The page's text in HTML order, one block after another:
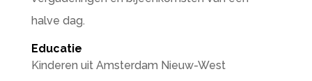
halve dag.
Educatie
Kinderen uit Amsterdam Nieuw-West